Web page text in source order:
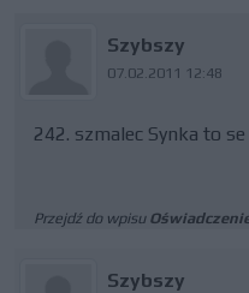
Szybszy
07.02.2011 12:48
242. szmalec Synka to
Przejdź do wpisu
Szybszy